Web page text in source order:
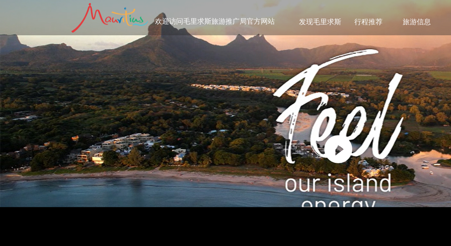
欢迎访问毛里求斯旅游推广局官方网站 发现毛里求斯 行程推荐 旅游信息